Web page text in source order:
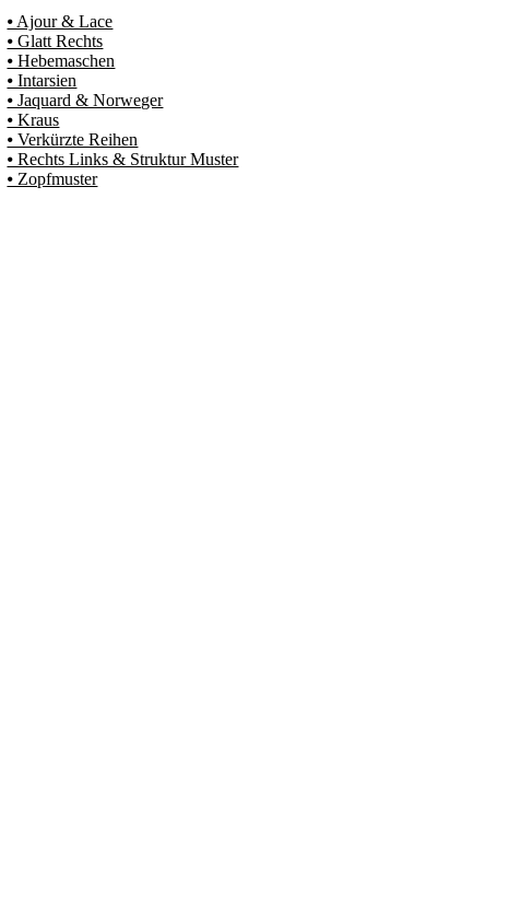
⦁ Ajour & Lace
⦁ Glatt Rechts
⦁ Hebemaschen
⦁ Intarsien
⦁ Jaquard & Norweger
⦁ Kraus
⦁ Verkürzte Reihen
⦁ Rechts Links & Struktur Muster
⦁ Zopfmuster